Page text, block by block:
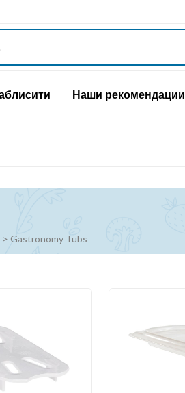
Наши рекомендации
> Gastronomy Tubs